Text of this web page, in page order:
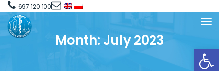
Open toolbar
697 120 100
Month: July 2023